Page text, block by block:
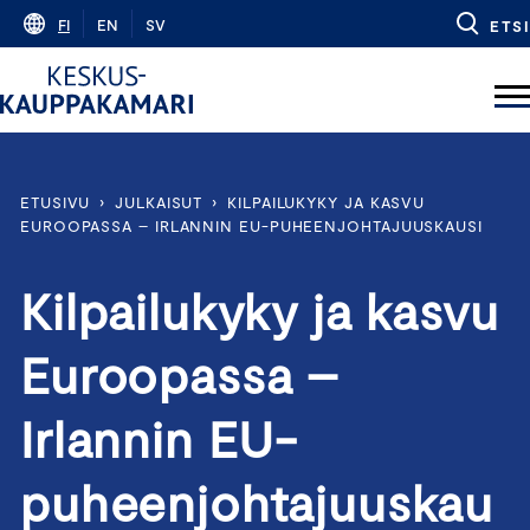
Skip
content
FI EN SV ETSI
ETUSIVU › JULKAISUT ›
KILPAILUKYKY JA KASVU
EUROOPASSA – IRLANNIN EU-PUHEENJOHTAJUUSKAUSI
Kilpailukyky ja kasvu
Euroopassa –
Irlannin EU-
puheenjohtajuuskau